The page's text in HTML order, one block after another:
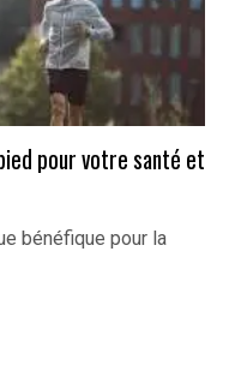
pour votre santé et
bénéfique pour la